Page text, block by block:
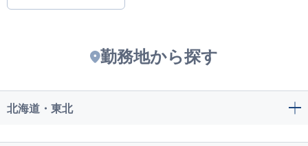
勤務地から探す
北海道・東北